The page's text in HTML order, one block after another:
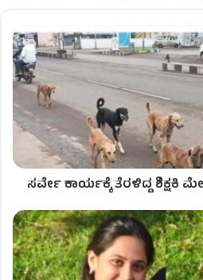
ಸರ್ವೇ ಕಾರ್ಯಕ್ಕೆ ತೆರಳಿದ್ದ